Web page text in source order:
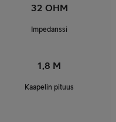
32 OHM
Impedanssi
1,8 M
Kaapelin pituus